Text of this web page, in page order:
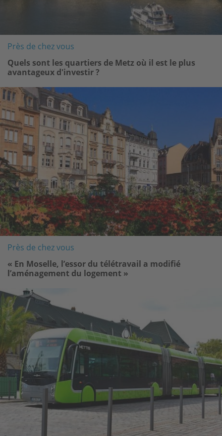
Près de chez vous
Quels sont les quartiers de Metz où il est le plus
avantageux d'investir ?
Image
Près de chez vous
« En Moselle, l’essor du télétravail a modifié
l’aménagement du logement »
Image